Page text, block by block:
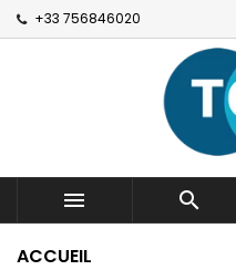
+33 756846020
 
ACCUEIL